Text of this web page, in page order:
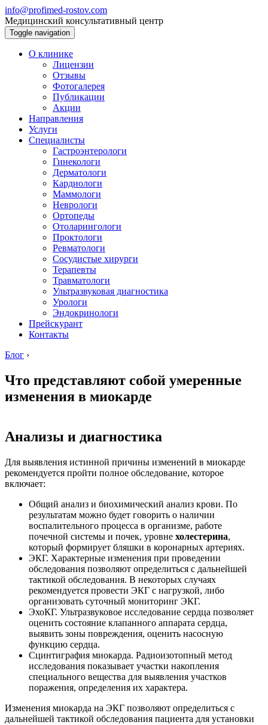
info@profimed-rostov.com
Медицинский консультативный центр
Toggle navigation
О клинике
Лицензии
Отзывы
Фотогалерея
Публикации
Акции
Направления
Услуги
Специалисты
Гастроэнтерологи
Гинекологи
Дерматологи
Кардиологи
Маммологи
Неврологи
Ортопеды
Отоларингологи
Проктологи
Ревматологи
Сосудистые хирурги
Терапевты
Травматологи
Ультразвуковая диагностика
Урологи
Эндокринологи
Прейскурант
Контакты
Блог ›
Что представляют собой умеренные
изменения в миокарде
Анализы и диагностика
Для выявления истинной причины изменений в миокарде
рекомендуется пройти полное обследование, которое
включает:
Общий анализ и биохимический анализ крови. По
результатам можно будет говорить о наличии
воспалительного процесса в организме, работе
почечной системы и почек, уровне холестерина,
который формирует бляшки в коронарных артериях.
ЭКГ. Характерные изменения при проведении
обследования позволяют определиться с дальнейшей
тактикой обследования. В некоторых случаях
рекомендуется провести ЭКГ с нагрузкой, либо
организовать суточный мониторинг ЭКГ.
ЭхоКГ. Ультразвуковое исследование сердца позволяет
оценить состояние клапанного аппарата сердца,
выявить зоны повреждения, оценить насосную
функцию сердца.
Сцинтиграфия миокарда. Радиоизотопный метод
исследования показывает участки накопления
специального вещества для выявления участков
поражения, определения их характера.
Изменения миокарда на ЭКГ позволяют определиться с
дальнейшей тактикой обследования пациента для установки